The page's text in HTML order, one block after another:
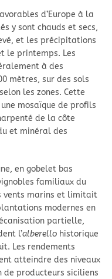
d’Europe à la
y sont chauds et secs,
et les précipitations
le printemps. Les
à des
mètres, sur des sols
les zones. Cette
mosaïque de profils
de la côte
et minéral des
en gobelet bas
familiaux du
vents marins et limitait
modernes en
partielle,
l’alberello historique
Les rendements
atteindre des niveaux
de producteurs siciliens